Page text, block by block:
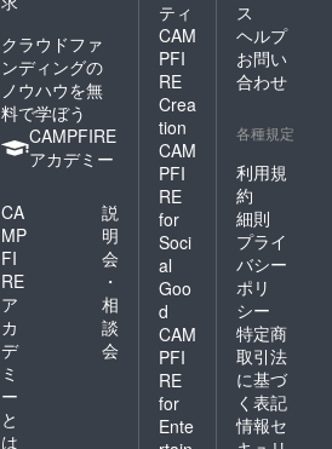
クラウドファ
ンディングの
ノウハウを無
料で学ぼう
CAMPFIRE
アカデミー
CA
MP
FI
RE
ア
カ
デ
ミ
ー
と
は
説
明
会
・
相
談
会
ティ
CAM
PFI
RE
Crea
tion
CAM
PFI
RE
for
Soci
al
Goo
d
CAM
PFI
RE
for
Ente
ス
ヘルプ
お問い
合わせ
各種規定
利用規
約
細則
プライ
バシー
ポリ
シー
特定商
取引法
に基づ
く表記
情報セ